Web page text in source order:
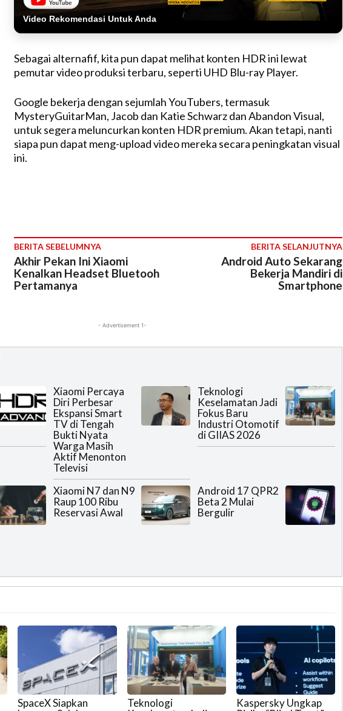
Video Rekomendasi Untuk Anda
Sebagai alternafif, kita pun dapat melihat konten HDR ini lewat
pemutar video produksi terbaru, seperti UHD Blu-ray Player.
Google bekerja dengan sejumlah YouTubers, termasuk
MysteryGuitarMan, Jacob dan Katie Schwarz dan Abandon Visual,
untuk segera meluncurkan konten HDR premium. Akan tetapi, nanti
siapa pun dapat meng-upload video mereka secara peningkatan visual
ini.
BERITA SEBELUMNYA
Akhir Pekan Ini Xiaomi
Kenalkan Headset Bluetooh
Pertamanya
BERITA SELANJUTNYA
Android Auto Sekarang
Bekerja Mandiri di
Smartphone
- Advertisement 1-
Xiaomi Percaya
Diri Perbesar
Ekspansi Smart
TV di Tengah
Bukti Nyata
Warga Masih
Aktif Menonton
Televisi
Teknologi
Keselamatan Jadi
Fokus Baru
Industri Otomotif
di GIIAS 2026
Xiaomi N7 dan N9
Raup 100 Ribu
Reservasi Awal
Android 17 QPR2
Beta 2 Mulai
Bergulir
SpaceX Siapkan
Teknologi
Kaspersky Ungkap